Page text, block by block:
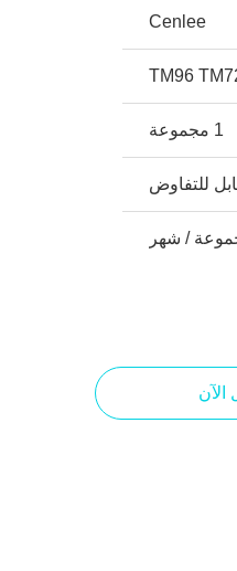
Cenlee
TM96
1 مجموعة
للتفاوض
الآن